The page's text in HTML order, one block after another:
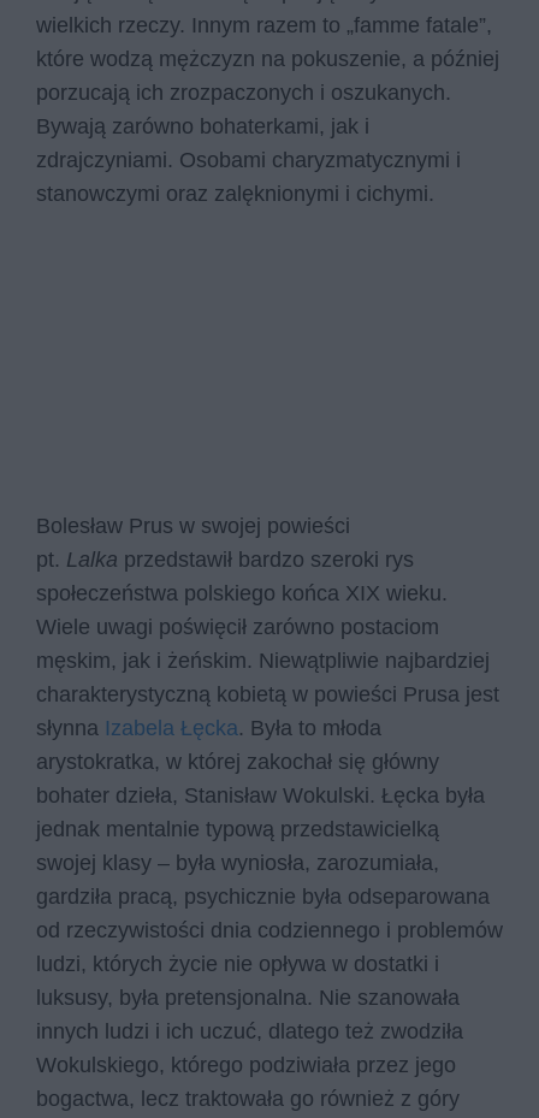
wielkich rzeczy. Innym razem to „famme fatale”,
które wodzą mężczyzn na pokuszenie, a później
porzucają ich zrozpaczonych i oszukanych.
Bywają zarówno bohaterkami, jak i
zdrajczyniami. Osobami charyzmatycznymi i
stanowczymi oraz zalęknionymi i cichymi.
Bolesław Prus w swojej powieści
pt. Lalka przedstawił bardzo szeroki rys
społeczeństwa polskiego końca XIX wieku.
Wiele uwagi poświęcił zarówno postaciom
męskim, jak i żeńskim. Niewątpliwie najbardziej
charakterystyczną kobietą w powieści Prusa jest
słynna Izabela Łęcka. Była to młoda
arystokratka, w której zakochał się główny
bohater dzieła, Stanisław Wokulski. Łęcka była
jednak mentalnie typową przedstawicielką
swojej klasy – była wyniosła, zarozumiała,
gardziła pracą, psychicznie była odseparowana
od rzeczywistości dnia codziennego i problemów
ludzi, których życie nie opływa w dostatki i
luksusy, była pretensjonalna. Nie szanowała
innych ludzi i ich uczuć, dlatego też zwodziła
Wokulskiego, którego podziwiała przez jego
bogactwa, lecz traktowała go również z góry